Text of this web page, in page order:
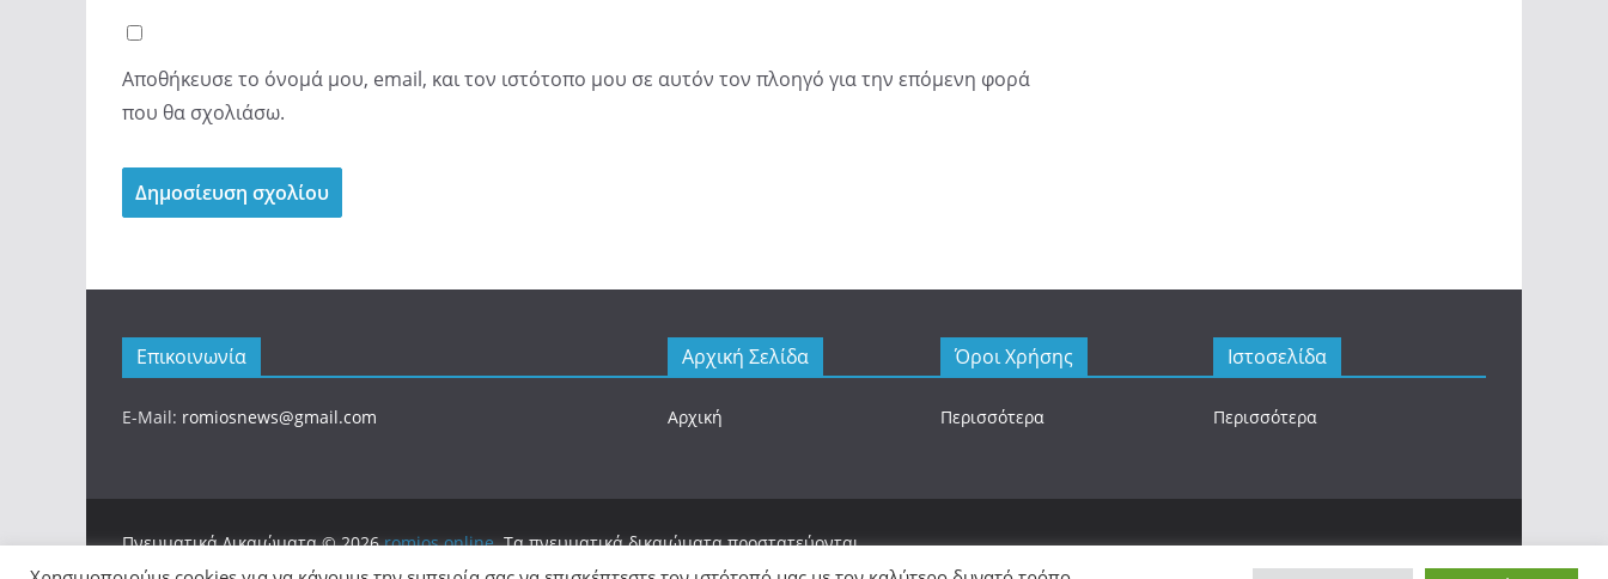
Αποθήκευσε το όνομά μου, email, και τον ιστότοπο μου σε αυτόν τον πλοηγό για την επόμενη φορά
που θα σχολιάσω.
Επικοινωνία
E-Mail: romiosnews@gmail.com
Αρχική Σελίδα
Αρχική
Όροι Χρήσης
Περισσότερα
Ιστοσελίδα
Περισσότερα
Πνευματικά Δικαιώματα © 2026romios.online. Τα πνευματικά δικαιώματα προστατεύονται.
Θέμα: ColorMagαπό ThemeGrill. Κατασκευασμένο μεWordPress.